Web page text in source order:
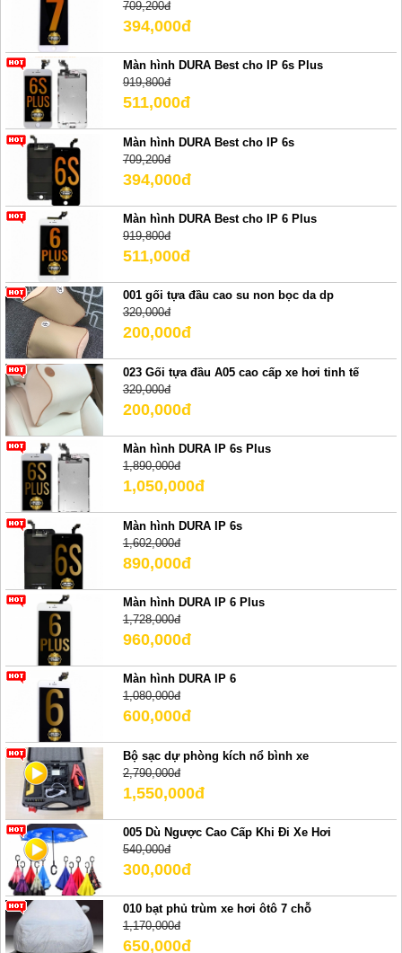
709,200đ
394,000đ
Màn hình DURA Best cho IP 6s Plus
919,800đ
511,000đ
Màn hình DURA Best cho IP 6s
709,200đ
394,000đ
Màn hình DURA Best cho IP 6 Plus
919,800đ
511,000đ
001 gối tựa đầu cao su non bọc da dp
320,000đ
200,000đ
023 Gối tựa đầu A05 cao cấp xe hơi tinh tế
320,000đ
200,000đ
Màn hình DURA IP 6s Plus
1,890,000đ
1,050,000đ
Màn hình DURA IP 6s
1,602,000đ
890,000đ
Màn hình DURA IP 6 Plus
1,728,000đ
960,000đ
Màn hình DURA IP 6
1,080,000đ
600,000đ
Bộ sạc dự phòng kích nổ bình xe
2,790,000đ
1,550,000đ
005 Dù Ngược Cao Cấp Khi Đi Xe Hơi
540,000đ
300,000đ
010 bạt phủ trùm xe hơi ôtô 7 chỗ
1,170,000đ
650,000đ